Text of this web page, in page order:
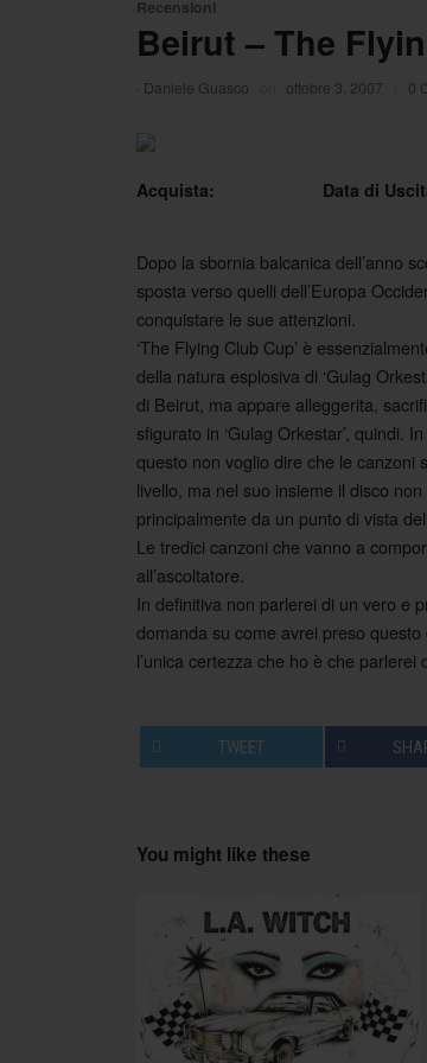
Recensioni
Beirut – The
Daniele Guasco ottobre 3, 2007 0
Acquista: Data di
Dopo la sbornia balcanica dell’anno
sposta verso quelli dell’Europa
conquistare le sue attenzioni.
‘The Flying Club Cup’ è
della natura esplosiva di ‘Gulag
di Beirut, ma appare alleggerita,
sfigurato in ‘Gulag Orkestar’, quindi.
questo non voglio dire che le canzoni
livello, ma nel suo insieme il disco
principalmente da un punto di vista
Le tredici canzoni che vanno a
all’ascoltatore.
In definitiva non parlerei di un vero e
domanda su come avrei preso questo
l’unica certezza che ho è che
TWEET
You might like these